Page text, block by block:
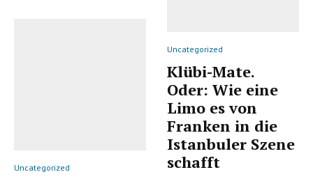
Uncategorized
Uncategorized
Klübi-Mate.
Oder: Wie eine
Limo es von
Franken in die
Istanbuler Szene
schafft